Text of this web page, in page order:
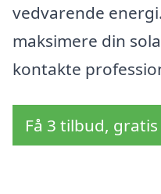
vedvarende
maksimere din
kontakte
Få 3 tilbud,